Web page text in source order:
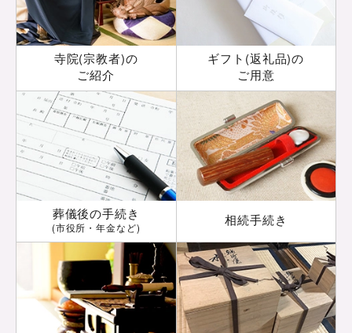
寺院(宗教者)の
ご紹介
ギフト(返礼品)の
ご用意
葬儀後の手続き
(市役所・年金など) 相続手続き